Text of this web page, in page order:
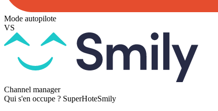
Mode autopilote
VS
Channel manager
Qui s'en occupe ? SuperHoteSmily